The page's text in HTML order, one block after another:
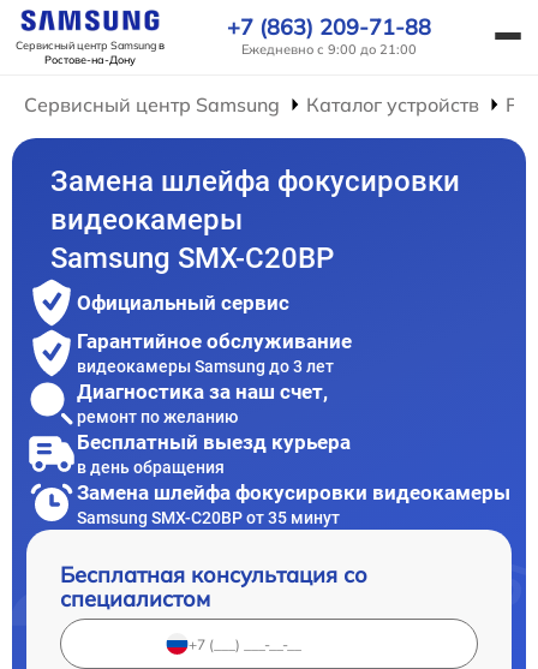
Сервисный центр Samsungв
Ростове-на-Дону
+7 (863) 209-71-88
Ежедневно с 9:00 до 21:00
Сервисный центр Samsung Каталог устройств
Замена шлейфа фокусировки
видеокамеры
Samsung SMX-C20BP
Официальный сервис
Гарантийное обслуживание
видеокамеры Samsung до 3 лет
Диагностика за наш счет,
ремонт по желанию
Бесплатный выезд курьера
в день обращения
Замена шлейфа фокусировки видеокамеры
Samsung SMX-C20BP от 35 минут
Бесплатная консультация со
специалистом